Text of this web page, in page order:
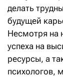
делать
будущей
Несмотря на
успеха на
ресурсы, а
психологов,